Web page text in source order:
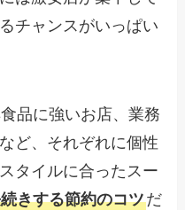
チャンスがいっぱい
品に強いお店、業務
ど、それぞれに個性
タイルに合ったスー
きする節約のコツだ